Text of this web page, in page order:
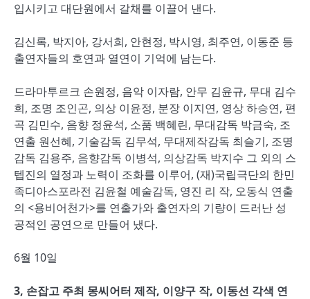
입시키고 대단원에서 갈채를 이끌어 낸다.
김신록, 박지아, 강서희, 안현정, 박시영, 최주연, 이동준 등
출연자들의 호연과 열연이 기억에 남는다.
드라마투르크 손원정, 음악 이자람, 안무 김윤규, 무대 김수
희, 조명 조인곤, 의상 이윤정, 분장 이지연, 영상 하승연, 편
곡 김민수, 음향 정윤석, 소품 백혜린, 무대감독 박금숙, 조
연출 원선혜, 기술감독 김무석, 무대제작감독 최슬기, 조명
감독 김용주, 음향감독 이병석, 의상감독 박지수 그 외의 스
텝진의 열정과 노력이 조화를 이루어, (재)국립극단의 한민
족디아스포라전 김윤철 예술감독, 영진 리 작, 오동식 연출
의 <용비어천가>를 연출가와 출연자의 기량이 드러난 성
공적인 공연으로 만들어 냈다.
6월 10일
3, 손잡고 주최 몽씨어터 제작, 이양구 작, 이동선 각색 연